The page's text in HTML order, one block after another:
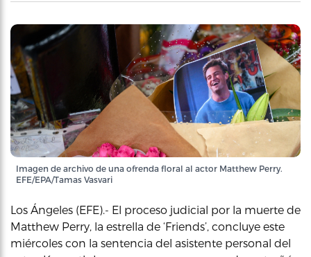
Imagen de archivo de una ofrenda floral al actor Matthew Perry.
EFE/EPA/Tamas Vasvari
Los Ángeles (EFE).- El proceso judicial por la muerte de
Matthew Perry, la estrella de ‘Friends’, concluye este
miércoles con la sentencia del asistente personal del